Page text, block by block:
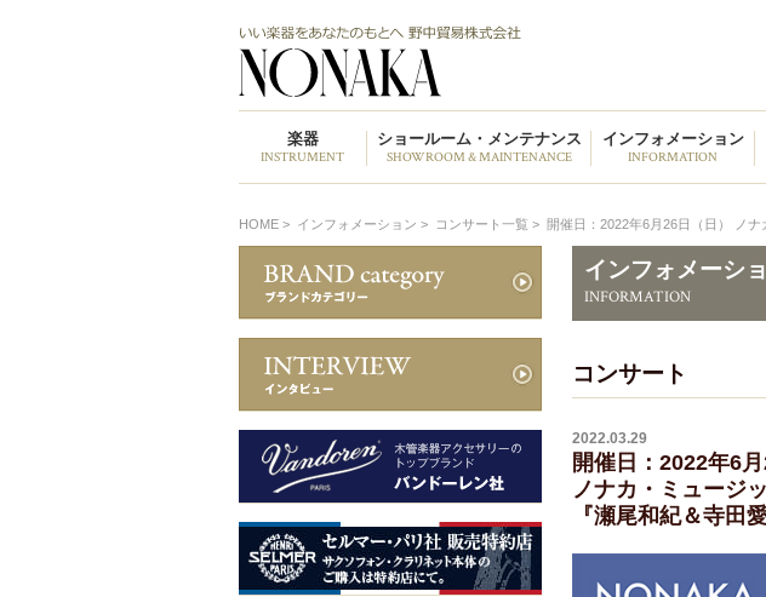
楽器
INSTRUMENT
ショールーム・メンテナンス
SHOWROOM & MAINTENANCE
インフォメーション
INFORMATION
HOME > インフォメーション > コンサート一覧 > 開催日：2022年6月26日（日） ノ
インフォメーシ
INFORMATION
コンサート
2022.03.29
開催日：2022年6月
ノナカ・ミュージ
『瀬尾和紀＆寺田